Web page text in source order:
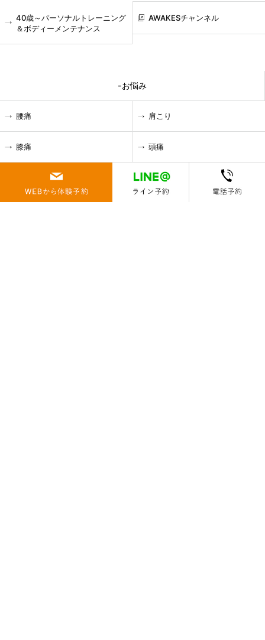
40歳～パーソナルトレーニング
＆ボディーメンテナンス
AWAKESチャンネル
-お悩み
腰痛 肩こり
膝痛 頭痛
疲れ